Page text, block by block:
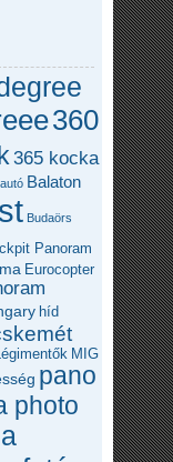
360
365 kocka
autó Balaton
Budaörs
Panoram
Eurocopter
híd
MIG
pano
photo